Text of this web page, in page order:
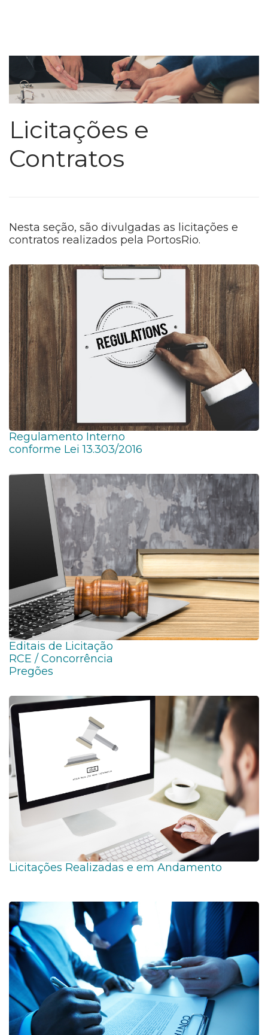
Licitações e
Contratos
Nesta seção, são divulgadas as licitações e
contratos realizados pela PortosRio.
Regulamento Interno
conforme Lei 13.303/2016
Editais de Licitação
RCE / Concorrência
Pregões
Licitações Realizadas e em Andamento